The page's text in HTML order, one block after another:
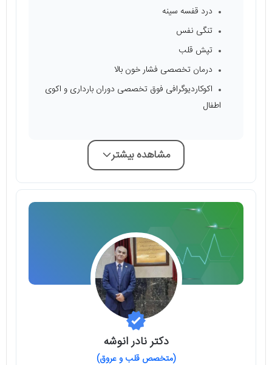
درد قفسه سینه
تنگی نفس
تپش قلب
درمان تخصصی فشار خون بالا
اکوکاردیوگرافی فوق تخصصی دوران بارداری و اکوی
اطفال
مشاهده بیشتر
دکتر نادر انوشه
(متخصص قلب و عروق)